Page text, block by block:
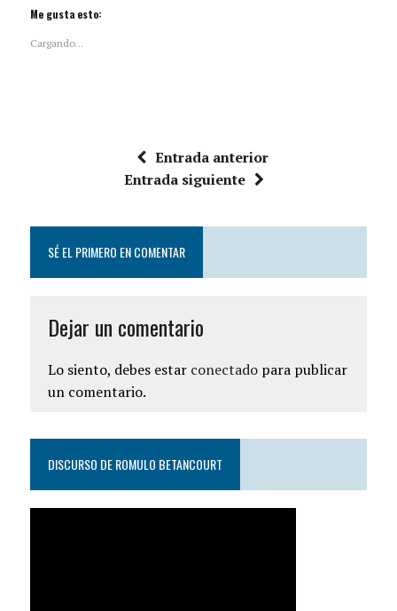
Me gusta esto:
Cargando...
Entrada anterior
Entrada siguiente
SÉ EL PRIMERO EN COMENTAR
Dejar un comentario
Lo siento, debes estar conectadopara publicar
un comentario.
DISCURSO DE ROMULO BETANCOURT